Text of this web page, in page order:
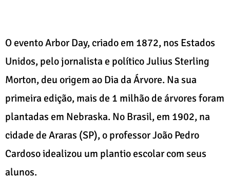
O evento Arbor Day, criado em 1872, nos Estados
Unidos, pelo jornalista e político Julius Sterling
Morton, deu origem ao Dia da Árvore. Na sua
primeira edição, mais de 1 milhão de árvores foram
plantadas em Nebraska. No Brasil, em 1902, na
cidade de Araras (SP), o professor João Pedro
Cardoso idealizou um plantio escolar com seus
alunos.